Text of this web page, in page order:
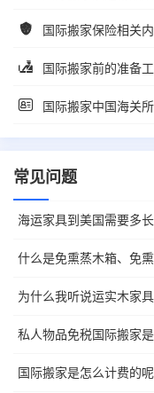
国际搬家保险相关
国际搬家前的准备
国际搬家中国海关
常见问题
海运家具到美国需要多长
什么是免熏蒸木箱、免熏
为什么我听说运实木家
私人物品免税国际搬家是
国际搬家是怎么计费的呢